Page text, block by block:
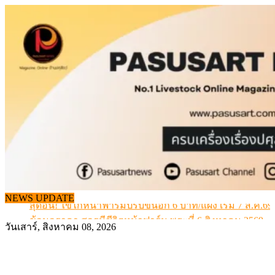
content
NEWS UPDATE
สกัดลักลอบนำเข้าเอ็นโคแช่แข็งกว่า 12.6 ตัน สมุทรสาคร
เมื่อเกษตรกรถูกมองเป็นผู้ร้ายเบื้องหลังราคาหมูที่สังคมไม่
สุดอั้น! ไข่ไก่หน้าฟาร์มปรับขึ้นอีก 6 บาท/แผง เริ่ม 7 ส.ค.69
ข้อมูลราคา สุกรมีชีวิตหน้าฟาร์ม พระที่ 6 สิงหาคม 2569
เดินหน้าดัน “ราคากลางโคเนื้อ” แก้ปัญหาราคาโคเนื้อตก
วันเสาร์, สิงหาคม 08, 2026